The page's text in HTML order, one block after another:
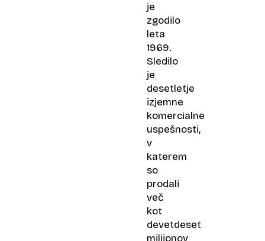
je
zgodilo
leta
1969.
Sledilo
je
desetletje
izjemne
komercialne
uspešnosti,
v
katerem
so
prodali
več
kot
devetdeset
milijonov